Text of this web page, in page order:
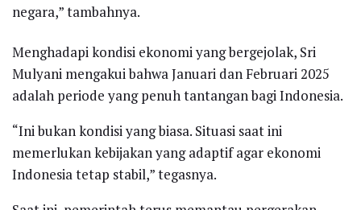
negara,” tambahnya.
Menghadapi kondisi ekonomi yang bergejolak, Sri
Mulyani mengakui bahwa Januari dan Februari 2025
adalah periode yang penuh tantangan bagi Indonesia.
“Ini bukan kondisi yang biasa. Situasi saat ini
memerlukan kebijakan yang adaptif agar ekonomi
Indonesia tetap stabil,” tegasnya.